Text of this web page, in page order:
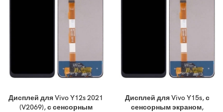
Дисплей для Vivo Y12s 2021
(V2069), с сенсорным
Дисплей для Vivo Y15s, с
сенсорным экраном,